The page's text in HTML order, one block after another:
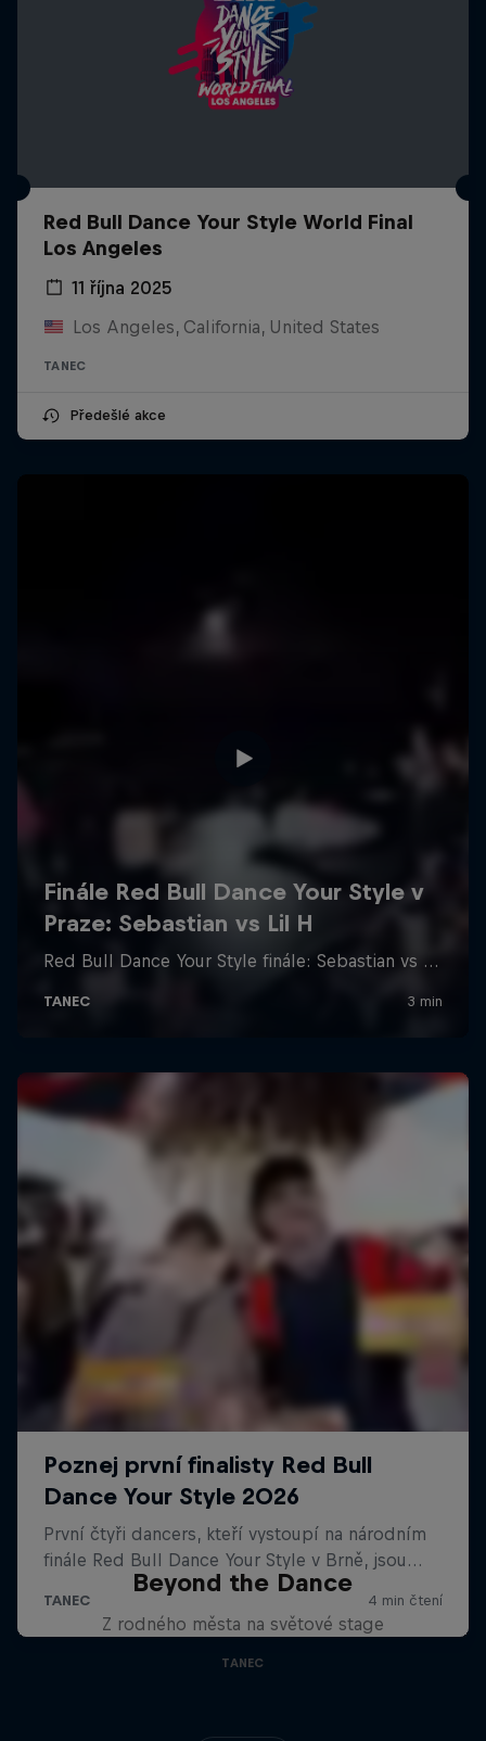
Red Bull Dance Your Style World Final
Los Angeles
11 října 2025
Los Angeles, California, United States
TANEC
Předešlé akce
Beyond the Dance
Z rodného města na světové stage
TANEC